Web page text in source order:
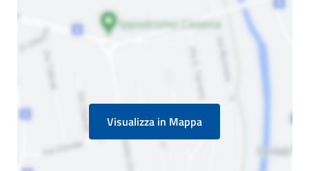
Visualizza in Mappa